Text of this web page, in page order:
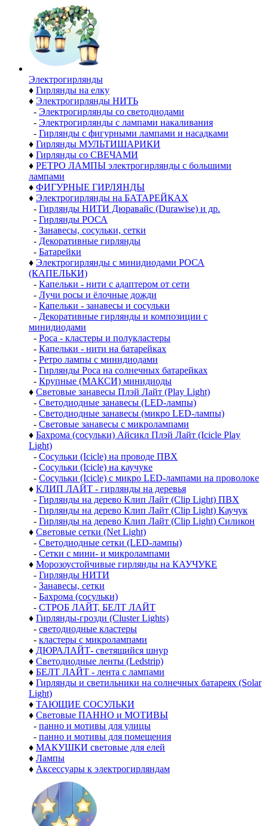
Электро­гирлянды
♦ Гирлянды на елку
♦ Электрогирлянды НИТЬ
- Электрогирлянды со светодиодами
- Электрогирлянды с лампами накаливания
- Гирлянды с фигурными лампами и насадками
♦ Гирлянды МУЛЬТИШАРИКИ
♦ Гирлянды со СВЕЧАМИ
♦ РЕТРО ЛАМПЫ электрогирлянды с большими
лампами
♦ ФИГУРНЫЕ ГИРЛЯНДЫ
♦ Электрогирлянды на БАТАРЕЙКАХ
- Гирлянды НИТИ Дюравайс (Durawise) и др.
- Гирлянды РОСА
- Занавесы, сосульки, сетки
- Декоративные гирлянды
- Батарейки
♦ Электрогирлянды с минидиодами РОСА
(КАПЕЛЬКИ)
- Капельки - нити с адаптером от сети
- Лучи росы и ёлочные дожди
- Капельки - занавесы и сосульки
- Декоративные гирлянды и композиции с
минидиодами
- Роса - кластеры и полукластеры
- Капельки - нити на батарейках
- Ретро лампы с минидиодами
- Гирлянды Роса на солнечных батарейках
- Крупные (МАКСИ) минидиоды
♦ Световые занавесы Плэй Лайт (Play Light)
- Светодиодные занавесы (LED-лампы)
- Светодиодные занавесы (микро LED-лампы)
- Световые занавесы с микролампами
♦ Бахрома (сосульки) Айсикл Плэй Лайт (Icicle Play
Light)
- Сосульки (Icicle) на проводе ПВХ
- Сосульки (Icicle) на каучуке
- Сосульки (Icicle) с микро LED-лампами на проволоке
♦ КЛИП ЛАЙТ - гирлянды на деревья
- Гирлянды на дерево Клип Лайт (Clip Light) ПВХ
- Гирлянды на дерево Клип Лайт (Clip Light) Каучук
- Гирлянды на дерево Клип Лайт (Clip Light) Силикон
♦ Световые сетки (Net Light)
- Светодиодные сетки (LED-лампы)
- Сетки с мини- и микролампами
♦ Морозоустойчивые гирлянды на КАУЧУКЕ
- Гирлянды НИТИ
- Занавесы, сетки
- Бахрома (сосульки)
- СТРОБ ЛАЙТ, БЕЛТ ЛАЙТ
♦ Гирлянды-грозди (Cluster Lights)
- светодиодные кластеры
- кластеры с микролампами
♦ ДЮРАЛАЙТ- светящийся шнур
♦ Светодиодные ленты (Ledstrip)
♦ БЕЛТ ЛАЙТ - лента с лампами
♦ Гирлянды и светильники на солнечных батареях (Solar
Light)
♦ ТАЮЩИЕ СОСУЛЬКИ
♦ Световые ПАННО и МОТИВЫ
- панно и мотивы для улицы
- панно и мотивы для помещения
♦ МАКУШКИ световые для елей
♦ Лампы
♦ Аксессуары к электрогирляндам